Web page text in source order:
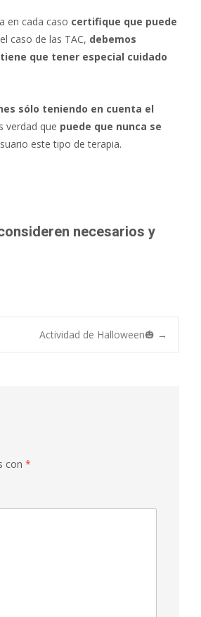
en cada caso certifique que puede
caso de las TAC, debemos
que tener especial cuidado
sólo teniendo en cuenta el
verdad que puede que nunca se
este tipo de terapia.
necesarios y
Actividad de Halloween🎃 →
con *